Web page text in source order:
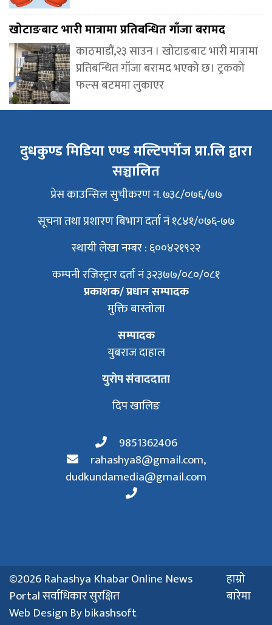
खोटाङबाट भारी मात्रामा प्रतिबन्धित गाँजा बरामद
काठमाडौं,२३ साउन । खोटाङबाट भारी मात्रामा
प्रतिबन्धित गाँजा बरामद भएको छ। ट्रकको
फल्स बटममा लुकाएर
दुधकुण्ड मिडिया एण्ड मल्टिपर्पोज प्रा.लि द्वारा
सञ्चालित
प्रेस काउन्सिल सुचीकरण न. ७३८/०७६/७७
सूचना तथा प्रशारण बिभाग दर्ता नं १८४१/०७६-७७
स्थायी लेखा नम्बर : ६००४२१९२२
कम्पनी रजिस्ट्रार दर्ता नं ३२३७७/०८०/०८१
प्रकाशक/ प्रधान सम्पादक
मुक्ति बास्तोला
सम्पादक
युबराज दाहाल
युरोप संवाददाता
दिप खालिङ
9851362406
rahashya8@gmail.com,
dudkundamedia@gmail.com
©2026 Rahashya Khabar Online News
Portal सर्वाधिकार सुरक्षित
हाम्रो
बारेमा
Web Design Bybikashsoft